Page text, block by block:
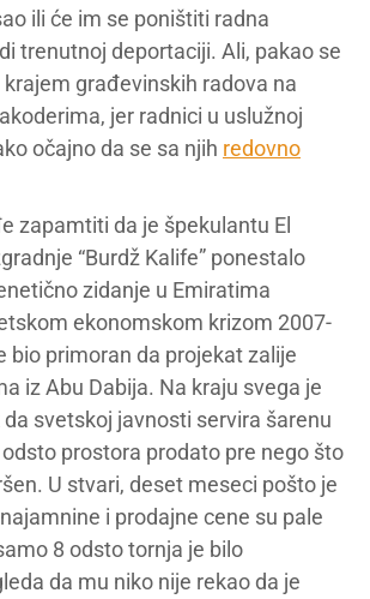
ili će im se poništiti radna
trenutnoj deportaciji. Ali, pakao se
građevinskih radova na
jer radnici u uslužnoj
očajno da se sa njih redovno
zapamtiti da je špekulantu El
“Burdž Kalife” ponestalo
zidanje u Emiratima
ekonomskom krizom 2007-
bio primoran da projekat zalije
iz Abu Dabija. Na kraju svega je
svetskoj javnosti servira šarenu
odsto prostora prodato pre nego što
U stvari, deset meseci pošto je
i prodajne cene su pale
8 odsto tornja je bilo
da mu niko nije rekao da je